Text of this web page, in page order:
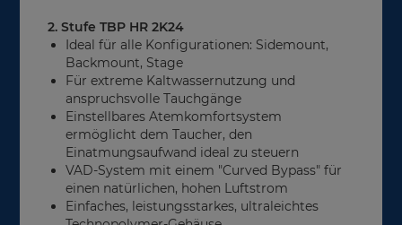
2. Stufe TBP HR 2K24
Ideal für alle Konfigurationen: Sidemount,
Backmount, Stage
Für extreme Kaltwassernutzung und
anspruchsvolle Tauchgänge
Einstellbares Atemkomfortsystem
ermöglicht dem Taucher, den
Einatmungsaufwand ideal zu steuern
VAD-System mit einem "Curved Bypass" für
einen natürlichen, hohen Luftstrom
Einfaches, leistungsstarkes, ultraleichtes